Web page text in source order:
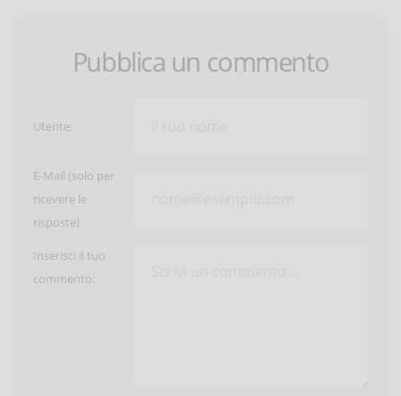
Pubblica un commento
Utente:
E-Mail (solo per
ricevere le
risposte)
Inserisci il tuo
commento: